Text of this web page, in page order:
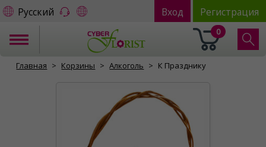
Русский Вход Регистрация
0
Главная Корзины Алкоголь К Празднику